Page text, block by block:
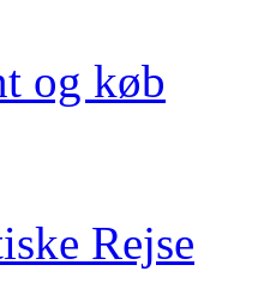
og køb
Rejse